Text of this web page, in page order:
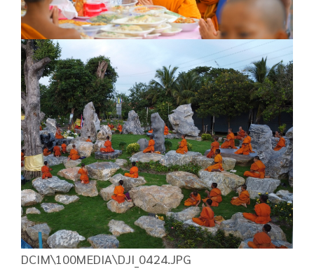
DCIM\100MEDIA\DJI_0424.JPG